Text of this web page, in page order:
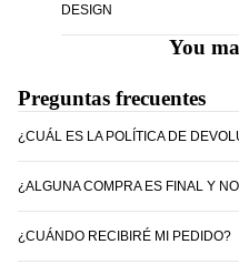
DESIGN
You
Preguntas frecuentes
¿CUÁL ES LA POLÍTICA DE
¿ALGUNA COMPRA ES FINAL Y
¿CUÁNDO RECIBIRÉ MI PEDIDO?